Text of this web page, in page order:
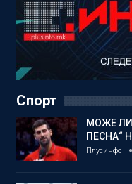
Спорт
МОЖЕ
ПЕСНА“
Плусинфо